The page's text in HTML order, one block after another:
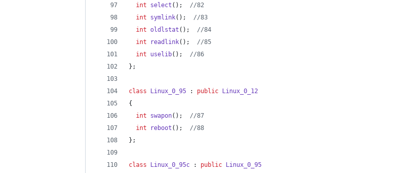
int
select (); //82
int
symlink(); //83
int oldlstat (); //84
int
readlink(); //85
int
uselib(); //86
};
class Linux_0_95 : public
Linux_0_12
{
int
swapon(); //87
int
reboot (); //88
};
class Linux_0_95c : public
Linux_0_95